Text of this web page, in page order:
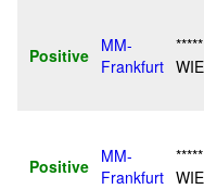
Positive
MM-
Frankfurt
Positive
MM-
Frankfurt